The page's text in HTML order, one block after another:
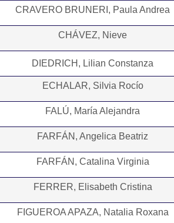
CRAVERO BRUNERI, Paula Andrea
CHÁVEZ, Nieve
DIEDRICH, Lilian Constanza
ECHALAR, Silvia Rocío
FALÚ, María Alejandra
FARFÁN, Angelica Beatriz
FARFÁN, Catalina Virginia
FERRER, Elisabeth Cristina
FIGUEROA APAZA, Natalia Roxana